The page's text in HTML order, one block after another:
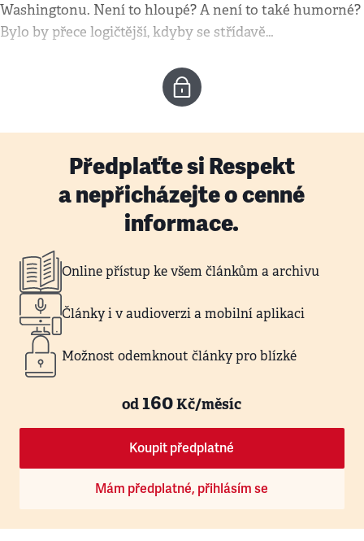
Washingtonu. Není to hloupé? A není to také humorné?
Bylo by přece logičtější, kdyby se střídavě…
Předplaťte si Respekt
a nepřicházejte o cenné
informace.
Online přístup ke všem článkům a archivu
Články i v audioverzi a mobilní aplikaci
Možnost odemknout články pro blízké
od160Kč/měsíc
Koupit předplatné
Mám předplatné, přihlásím se